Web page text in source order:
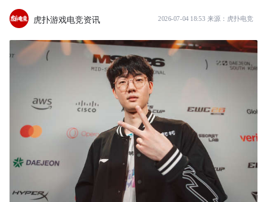
虎扑游戏电竞资讯 2026-07-04 18:53 来源： 虎扑电竞